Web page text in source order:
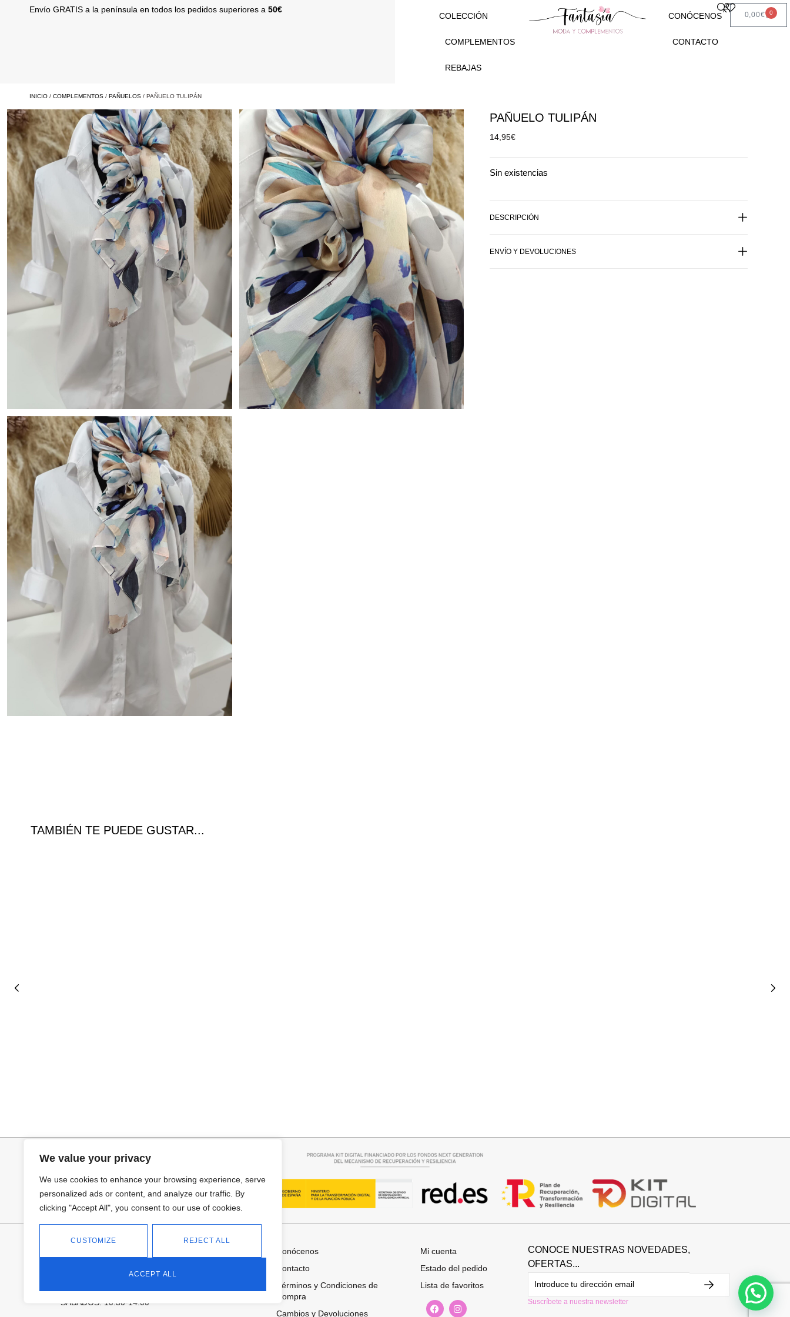
We value your privacy
We use cookies to enhance your browsing experience, serve
personalized ads or content, and analyze our traffic. By
clicking "Accept All", you consent to our use of cookies.
CUSTOMIZE REJECT ALL
ACCEPT ALL
Envío GRATIS a la península en todos los pedidos superiores a 50€
COLECCIÓN
COMPLEMENTOS
REBAJAS
CONÓCENOS
CONTACTO
0,00€ 0
INICIO / COMPLEMENTOS / PAÑUELOS / PAÑUELO TULIPÁN
PAÑUELO TULIPÁN
14,95€
Sin existencias
DESCRIPCIÓN
ENVÍO Y DEVOLUCIONES
TAMBIÉN TE PUEDE GUSTAR...
FANTASÍA - TIENDA
Avd Don Antonio Huertas, 74
13700 Tomelloso (Ciudad Real)
Teléfono: 618 11 75 02
L a V: 10:30-14:00 | 18:00-21:00
SÁBADOS: 10.30-14:00
Conócenos
Contacto
Términos y Condiciones de
Compra
Cambios y Devoluciones
Mi cuenta
Estado del pedido
Lista de favoritos
CONOCE NUESTRAS NOVEDADES,
OFERTAS...
Suscríbete a nuestra newsletter